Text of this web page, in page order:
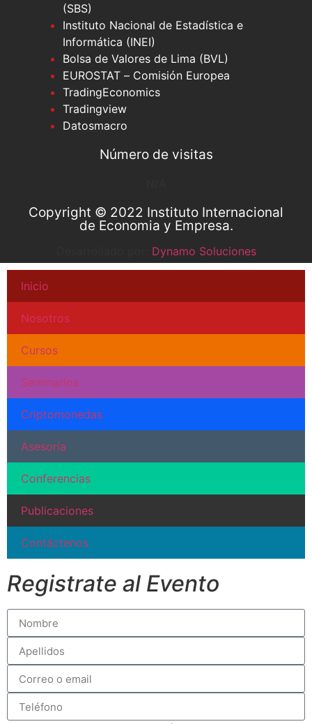
(SBS)
Instituto Nacional de Estadística e
Informática (INEI)
Bolsa de Valores de Lima (BVL)
EUROSTAT – Comisión Europea
TradingEconomics
Tradingview
Datosmacro
Número de visitas
Copyright © 2022 Instituto Internacional
de Economia y Empresa.
Dynamo Soluciones
Inicio
Nosotros
Cursos
Seminarios
Criptomonedas
Asesoría
Conferencias
Publicaciones
Contáctenos
Registrate al Evento